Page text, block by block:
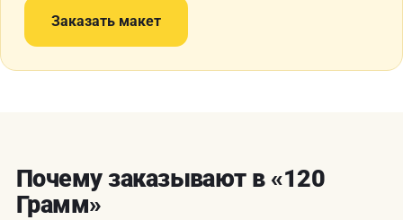
Заказать макет
Почему заказывают в «120
Грамм»